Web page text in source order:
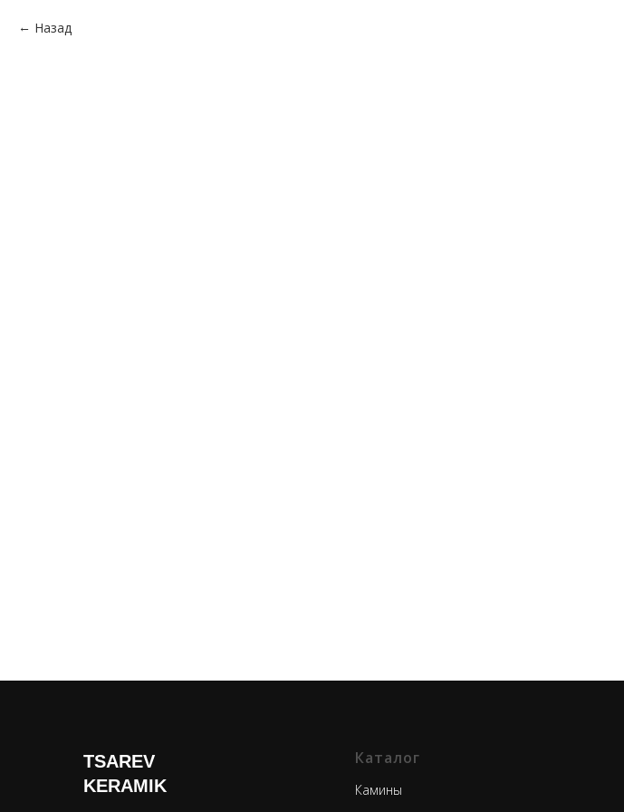
Назад
TSAREV
KERAMIK
Каталог
Камины